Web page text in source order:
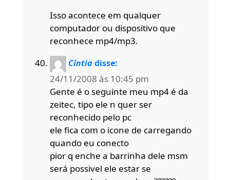
Isso acontece em qualquer
computador ou dispositivo que
reconhece mp4/mp3.
Cíntia disse:
24/11/2008 às 10:45 pm
Gente é o seguinte meu mp4 é da
zeitec, tipo ele n quer ser
reconhecido pelo pc
ele fica com o icone de carregando
quando eu conecto
pior q enche a barrinha dele msm
será possivel ele estar se